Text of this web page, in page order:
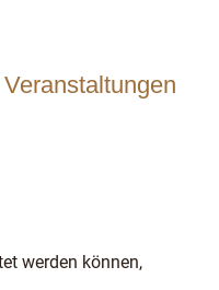
werden können,